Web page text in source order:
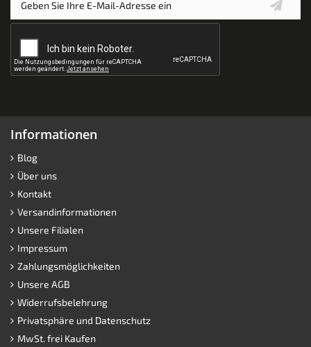
Informationen
Blog
Über uns
Kontakt
Versandinformationen
Unsere Filialen
Impressum
Zahlungsmöglichkeiten
Unsere AGB
Widerrufsbelehrung
Privatsphäre und Datenschutz
MwSt. frei Kaufen